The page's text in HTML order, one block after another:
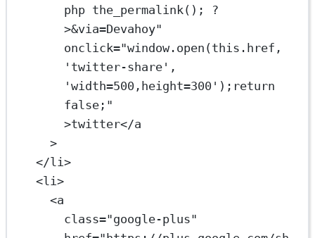
php the_permalink(); ?
>&via=Devahoy"
onclick="window. open (this . href ,
'twitter-share',
'width=500,height=300'); return
false ;"
>twitter</a
>
</li>
<li>
<a
class="google-plus"